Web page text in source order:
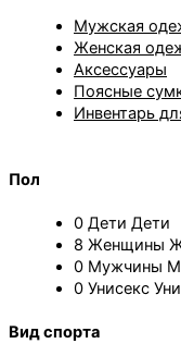
Мужская
Женская
Аксессуары
Поясные
Инвентарь
Пол
0 Дети Дети
8 Женщины
0 Мужчины
0 Унисекс
Вид спорта